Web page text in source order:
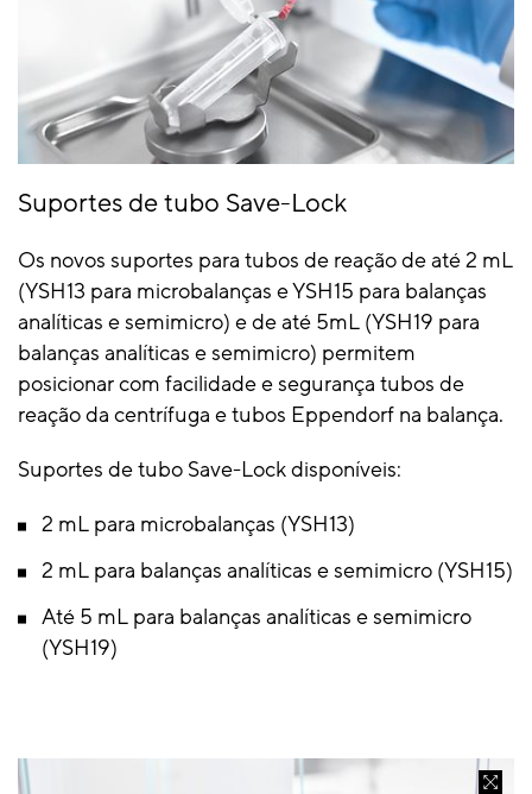
Suportes de tubo Save-Lock
Os novos suportes para tubos de reação de até 2 mL
(YSH13 para microbalanças e YSH15 para balanças
analíticas e semimicro) e de até 5mL (YSH19 para
balanças analíticas e semimicro) permitem
posicionar com facilidade e segurança tubos de
reação da centrífuga e tubos Eppendorf na balança.
Suportes de tubo Save-Lock disponíveis:
2 mL para microbalanças (YSH13)
2 mL para balanças analíticas e semimicro (YSH15)
Até 5 mL para balanças analíticas e semimicro
(YSH19)